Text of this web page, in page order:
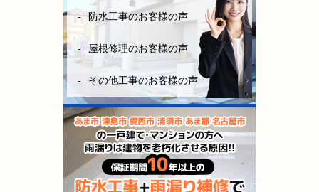
防水工事のお客様の声
屋根修理のお客様の声
その他工事のお客様の声